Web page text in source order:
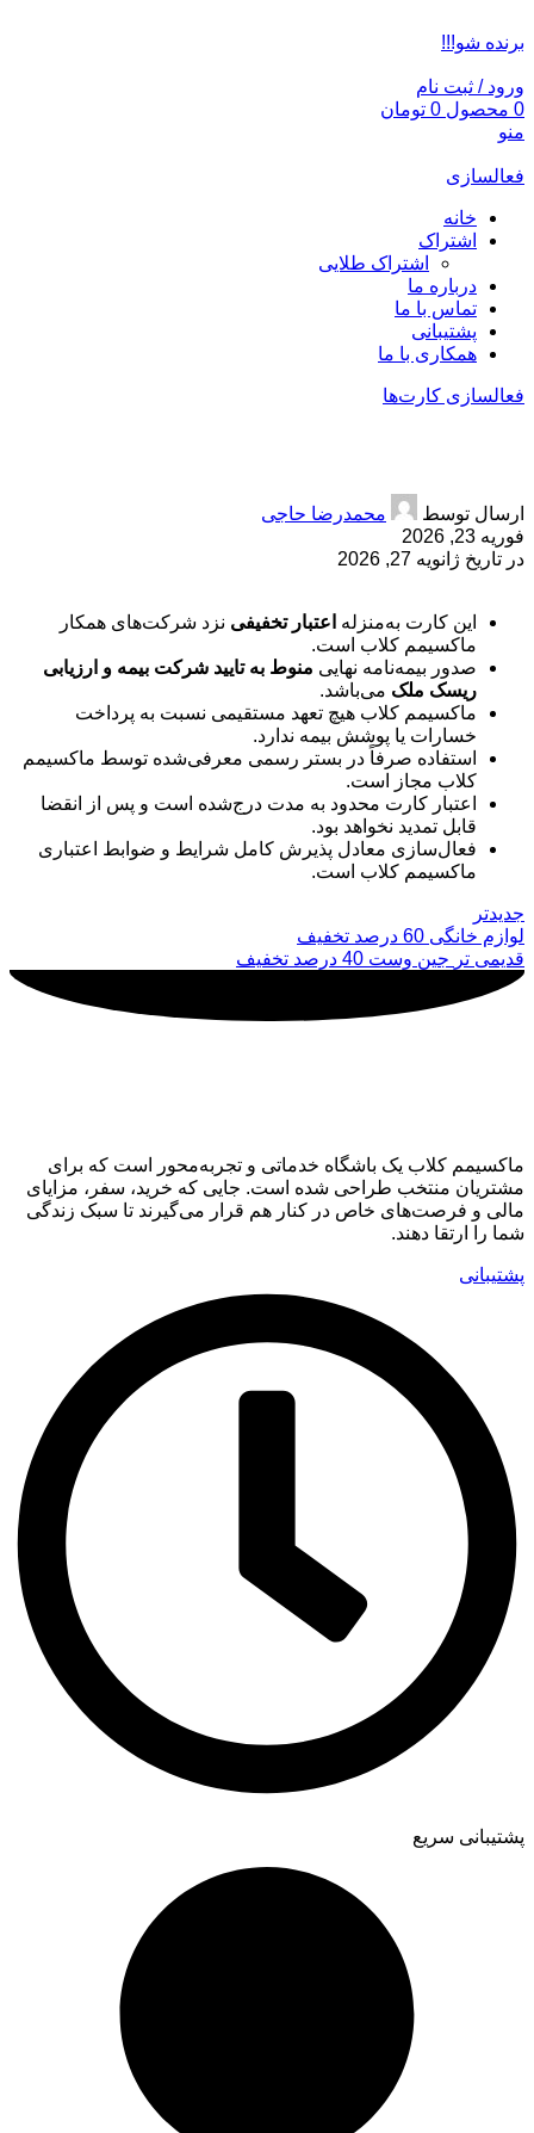
برنده شو!!!
ورود / ثبت نام
0 محصول 0 تومان
منو
فعالسازی
خانه
اشتراک
اشتراک طلایی
درباره ما
تماس با ما
پشتیبانی
همکاری با ما
فعالسازی کارت‌ها
ارسال توسط
محمدرضا حاجی
فوریه 23, 2026
در تاریخ ژانویه 27, 2026
این کارت به‌منزله‌ اعتبار تخفیفی نزد شرکت‌های همکار
ماکسیمم کلاب است.
صدور بیمه‌نامه نهایی منوط به تایید شرکت بیمه و ارزیابی
ریسک ملک می‌باشد.
ماکسیمم کلاب هیچ تعهد مستقیمی نسبت به پرداخت
خسارات یا پوشش بیمه ندارد.
استفاده صرفاً در بستر رسمی معرفی‌شده توسط ماکسیمم
کلاب مجاز است.
اعتبار کارت محدود به مدت درج‌شده است و پس از انقضا
قابل تمدید نخواهد بود.
فعال‌سازی معادل پذیرش کامل شرایط و ضوابط اعتباری
ماکسیمم کلاب است.
جدیدتر
لوازم خانگی 60 درصد تخفیف
قدیمی تر جین وست 40 درصد تخفیف
ماکسیمم کلاب یک باشگاه خدماتی و تجربه‌محور است که برای
مشتریان منتخب طراحی شده است. جایی که خرید، سفر، مزایای
مالی و فرصت‌های خاص در کنار هم قرار می‌گیرند تا سبک زندگی
شما را ارتقا دهند.
پشتیبانی
پشتیبانی سریع